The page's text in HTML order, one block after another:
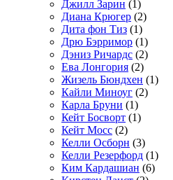
Джилл Зарин (1)
Диана Крюгер (2)
Дита фон Тиз (1)
Дрю Бэрримор (1)
Дэниз Ричардс (2)
Ева Лонгория (2)
Жизель Бюндхен (1)
Кайли Миноуг (2)
Карла Бруни (1)
Кейт Босворт (1)
Кейт Мосс (2)
Келли Осборн (3)
Келли Резерфорд (1)
Ким Кардашиан (6)